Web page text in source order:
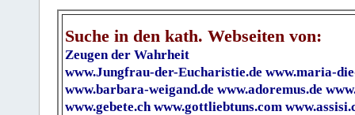
Suche in den kath. Webseiten von:
Zeugen der Wahrheit
www.Jungfrau-der-Eucharistie.de www.maria-
www.barbara-weigand.de www.adoremus.de
www.gebete.ch www.gottliebtuns.com